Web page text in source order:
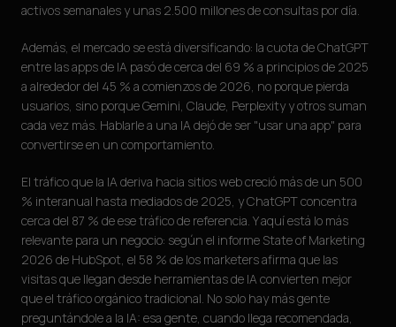
activos semanales y unas 2.500 millones de consultas por día.
Además, el mercado se está diversificando: la cuota de ChatGPT
entre las apps de IA pasó de cerca del 69 % a principios de 2025
a alrededor del 45 % a comienzos de 2026, no porque pierda
usuarios, sino porque Gemini, Claude, Perplexity y otros suman
cada vez más. Hablarle a una IA dejó de ser "usar una app" para
convertirse en un comportamiento.
El tráfico que la IA deriva hacia sitios web creció más de un 500
% interanual hasta mediados de 2025, y ChatGPT concentra
cerca del 87 % de ese tráfico de referencia. Y aquí está lo más
relevante para un negocio: según el informe State of Marketing
2026 de HubSpot, el 58 % de los marketers afirma que las
visitas que llegan desde herramientas de IA convierten mejor
que el tráfico orgánico tradicional. No solo hay más gente
preguntándole a la IA: esa gente, cuando llega recomendada,